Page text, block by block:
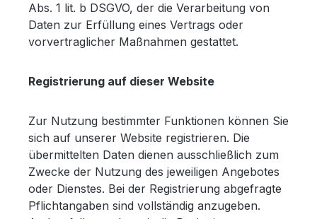
Abs. 1 lit. b DSGVO, der die Verarbeitung von
Daten zur Erfüllung eines Vertrags oder
vorvertraglicher Maßnahmen gestattet.
Registrierung auf dieser Website
Zur Nutzung bestimmter Funktionen können Sie
sich auf unserer Website registrieren. Die
übermittelten Daten dienen ausschließlich zum
Zwecke der Nutzung des jeweiligen Angebotes
oder Dienstes. Bei der Registrierung abgefragte
Pflichtangaben sind vollständig anzugeben.